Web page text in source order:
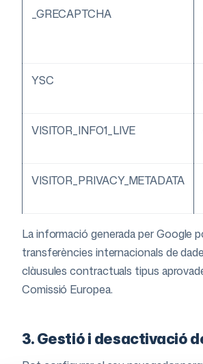
_GRECAPTCHA
YSC
VISITOR_INFO1_LIVE
VISITOR_PRIVACY_METADATA
La informació generada per Google
transferències internacionals de
clàusules contractuals tipus
Comissió Europea.
3. Gestió i desactivació